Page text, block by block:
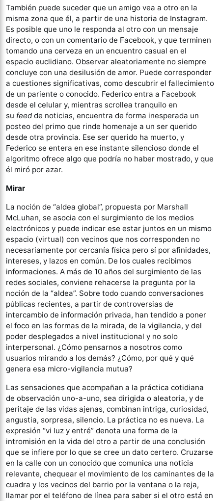
También puede suceder que un amigo vea a otro en la
misma zona que él, a partir de una historia de Instagram.
Es posible que uno le responda al otro con un mensaje
directo, o con un comentario de Facebook, y que terminen
tomando una cerveza en un encuentro casual en el
espacio euclidiano. Observar aleatoriamente no siempre
concluye con una desilusión de amor. Puede corresponder
a cuestiones significativas, como descubrir el fallecimiento
de un pariente o conocido. Federico entra a Facebook
desde el celular y, mientras scrollea tranquilo en
su feedde noticias, encuentra de forma inesperada un
posteo del primo que rinde homenaje a un ser querido
desde otra provincia. Ese ser querido ha muerto, y
Federico se entera en ese instante silencioso donde el
algoritmo ofrece algo que podría no haber mostrado, y que
él miró por azar.
Mirar
La noción de “aldea global”, propuesta por Marshall
McLuhan, se asocia con el surgimiento de los medios
electrónicos y puede indicar ese estar juntos en un mismo
espacio (virtual) con vecinos que nos corresponden no
necesariamente por cercanía física pero sí por afinidades,
intereses, y lazos en común. De los cuales recibimos
informaciones. A más de 10 años del surgimiento de las
redes sociales, conviene rehacerse la pregunta por la
noción de la “aldea”. Sobre todo cuando conversaciones
públicas recientes, a partir de controversias de
intercambio de información privada, han tendido a poner
el foco en las formas de la mirada, de la vigilancia, y del
poder desplegados a nivel institucional y no solo
interpersonal. ¿Cómo pensarnos a nosotros como
usuarios mirando a los demás? ¿Cómo, por qué y qué
genera esa micro-vigilancia mutua?
Las sensaciones que acompañan a la práctica cotidiana
de observación uno-a-uno, sea dirigida o aleatoria, y de
peritaje de las vidas ajenas, combinan intriga, curiosidad,
angustia, sorpresa, silencio. La práctica no es nueva. La
expresión “vi luz y entré” denota una forma de la
intromisión en la vida del otro a partir de una conclusión
que se infiere por lo que se cree un dato certero. Cruzarse
en la calle con un conocido que comunica una noticia
relevante, chequear el movimiento de los caminantes de la
cuadra y los vecinos del barrio por la ventana o la reja,
llamar por el teléfono de línea para saber si el otro está en